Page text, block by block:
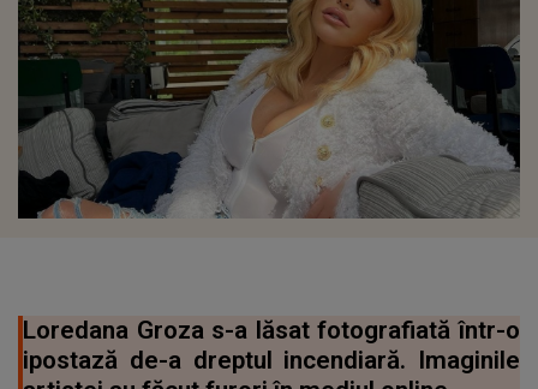
Loredana Groza s-a lăsat fotografiată într-o
ipostază de-a dreptul incendiară. Imaginile